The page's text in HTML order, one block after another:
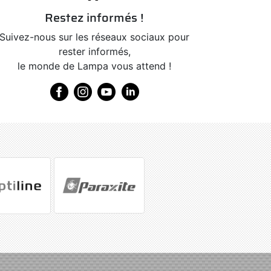
Restez informés !
Suivez-nous sur les réseaux sociaux pour
rester informés,
le monde de Lampa vous attend !